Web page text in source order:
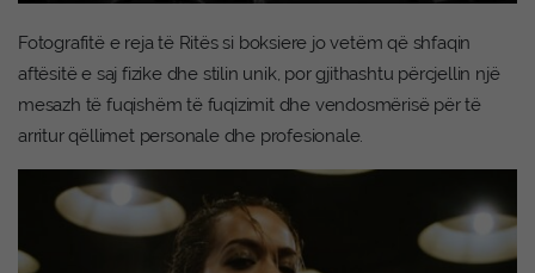
Fotografitë e reja të Ritës si boksiere jo vetëm që shfaqin
aftësitë e saj fizike dhe stilin unik, por gjithashtu përcjellin një
mesazh të fuqishëm të fuqizimit dhe vendosmërisë për të
arritur qëllimet personale dhe profesionale.